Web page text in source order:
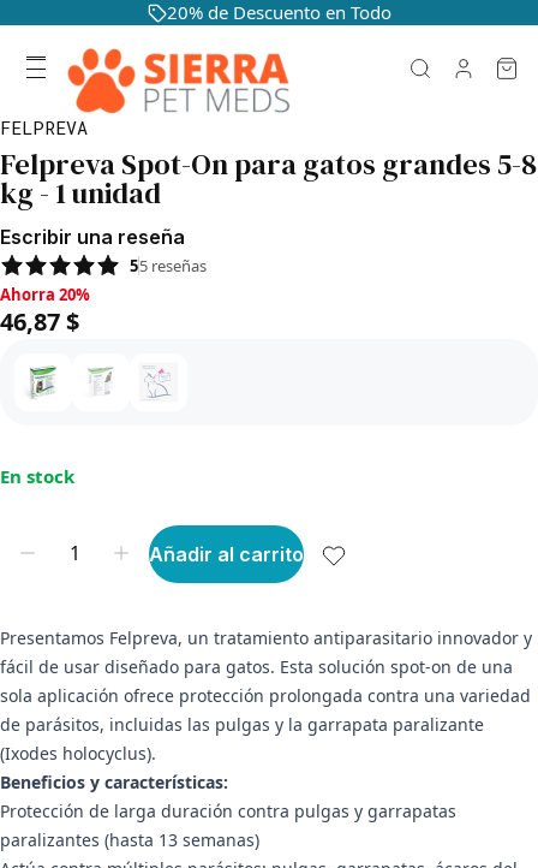
20% de Descuento en Todo
FELPREVA
Felpreva Spot-On para gatos grandes 5-8
kg - 1 unidad
Escribir una reseña
55 reseñas
Ahorra 20%, 46,87 $
Ahorra 20%
46,87 $
En stock
Añadir al carrito
Presentamos Felpreva, un tratamiento antiparasitario innovador y
fácil de usar diseñado para gatos. Esta solución spot-on de una
sola aplicación ofrece protección prolongada contra una variedad
de parásitos, incluidas las pulgas y la garrapata paralizante
(Ixodes holocyclus).
Beneficios y características:
Protección de larga duración contra pulgas y garrapatas
paralizantes (hasta 13 semanas)